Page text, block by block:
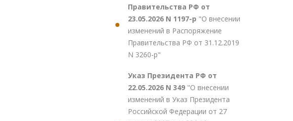
Правительства РФ от
23.05.2026 N 1197-р "О внесении
изменений в Распоряжение
Правительства РФ от 31.12.2019
N 3260-р"
Указ Президента РФ от
22.05.2026 N 349 "О внесении
изменений в Указ Президента
Российской Федерации от 27